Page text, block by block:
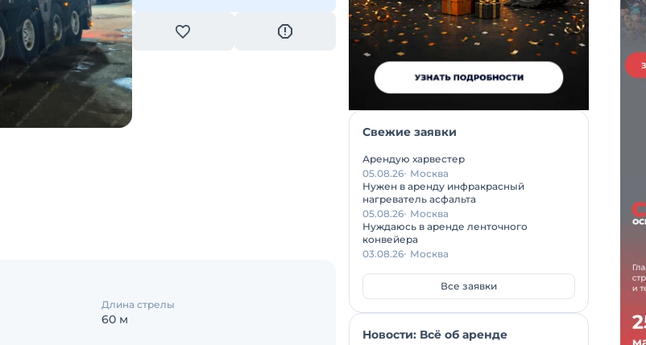
Длина стрелы
60 м
Свежие заявки
Арендую харвестер
05.08.26 Москва
Нужен в аренду инфракрасный
нагреватель асфальта
05.08.26 Москва
Нуждаюсь в аренде ленточного
конвейера
03.08.26 Москва
Все заявки
Новости: Всё об аренде